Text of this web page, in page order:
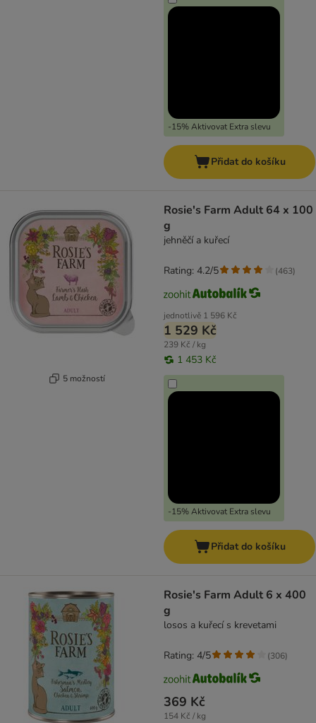
-15% Aktivovat Extra slevu
Přidat do košíku
5 možností
Rosie's Farm Adult 64 x 100
g
jehněčí a kuřecí
jednotlivě 1 596 Kč
1 529 Kč
239 Kč / kg
1 453 Kč
-15% Aktivovat Extra slevu
Rating: 4.2/5 (463)
Přidat do košíku
Rosie's Farm Adult 6 x 400
g
losos a kuřecí s krevetami
369 Kč
154 Kč / kg
Rating: 4/5 (306)